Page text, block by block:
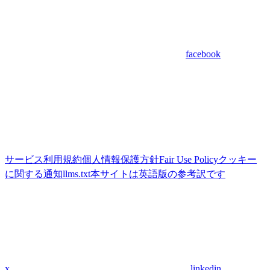
facebook
サービス利用規約個人情報保護方針Fair Use Policyクッキー
に関する通知llms.txt本サイトは英語版の参考訳です